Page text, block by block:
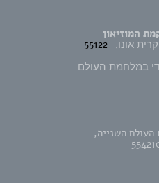
המוזיאון
55122
במלחמת העולם
השנייה,